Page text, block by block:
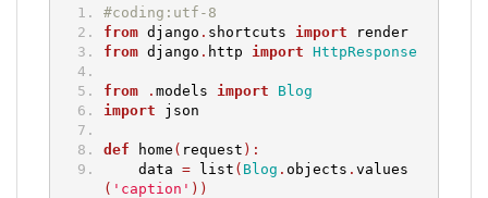
#coding:utf-8
from django . shortcuts import render
from django . http import HttpResponse
from . models import
Blog
import json
def home ( request ):
data = list ( Blog . objects . values
( 'caption' ))